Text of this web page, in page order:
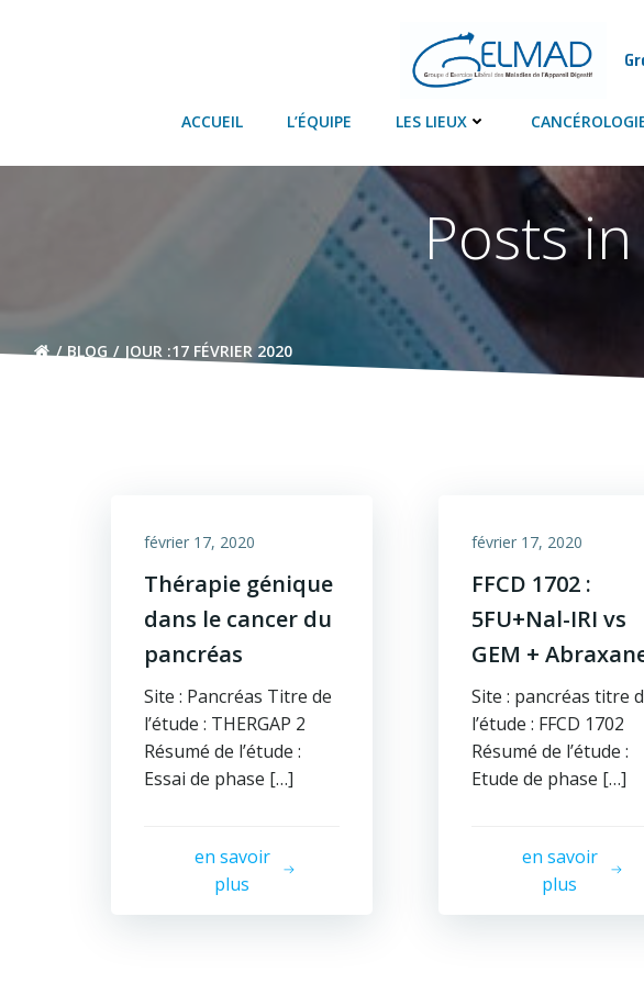
ACCUEIL L’ÉQUIPE LES LIEUX
Posts
BLOG JOUR :17 FÉVRIER 2020
février 17, 2020
Thérapie génique
dans le cancer du
pancréas
Site : Pancréas Titre de
l’étude : THERGAP 2
Résumé de l’étude :
Essai de phase […]
en savoir
plus
février 17, 2020
FFCD 1702 :
5FU+Nal-IRI vs
GEM +
Site : pancréas titre
l’étude : FFCD 1702
Résumé de l’étude :
Etude de phase […]
en savoir
plus